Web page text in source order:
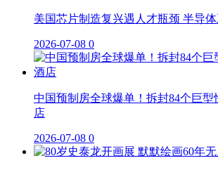
美国芯片制造复兴遇人才瓶颈 半导
2026-07-08 0
中国预制房全球爆单！拆封84个巨
店
2026-07-08 0